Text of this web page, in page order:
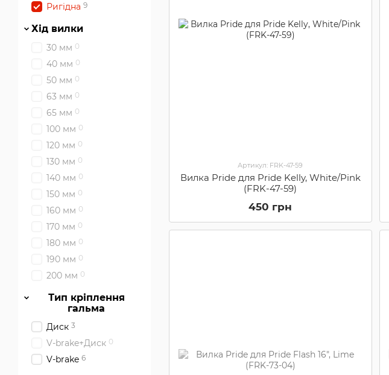
Артикул: FRK-47-59
Вилка Pride для Pride Kelly, White/Pink
(FRK-47-59)
450 грн
Ригідна 9
Хід вилки
30 мм 0
40 мм 0
50 мм 0
63 мм 0
65 мм 0
100 мм 0
120 мм 0
130 мм 0
140 мм 0
150 мм 0
160 мм 0
170 мм 0
180 мм 0
190 мм 0
200 мм 0
Тип кріплення
гальма
Диск 3
V-brake+Диск 0
V-brake 6